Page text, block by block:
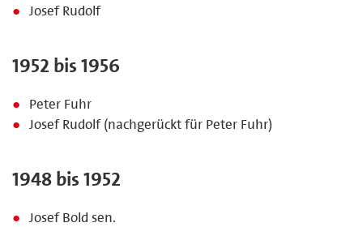
Josef Rudolf
1952 bis 1956
Peter Fuhr
Josef Rudolf (nachgerückt für Peter Fuhr)
1948 bis 1952
Josef Bold sen.